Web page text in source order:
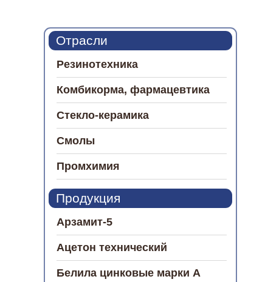
Отрасли
Резинотехника
Комбикорма, фармацевтика
Стекло-керамика
Смолы
Промхимия
Продукция
Арзамит-5
Ацетон технический
Белила цинковые марки А